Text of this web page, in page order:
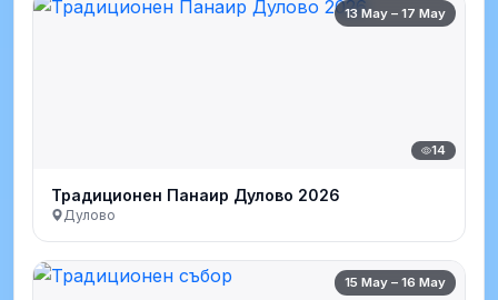
13 May – 17 May
14
Традиционен Панаир Дулово 2026
Дулово
15 May – 16 May